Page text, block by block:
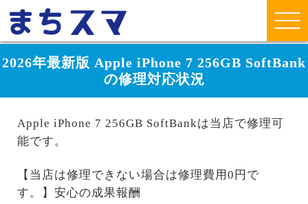
2026年最新版 Apple iPhone 7 256GB SoftBank
の修理対応状況
Apple iPhone 7 256GB SoftBankは当店で修理可
能です。
【当店は修理できない場合は修理費用0円で
す。】安心の成果報酬